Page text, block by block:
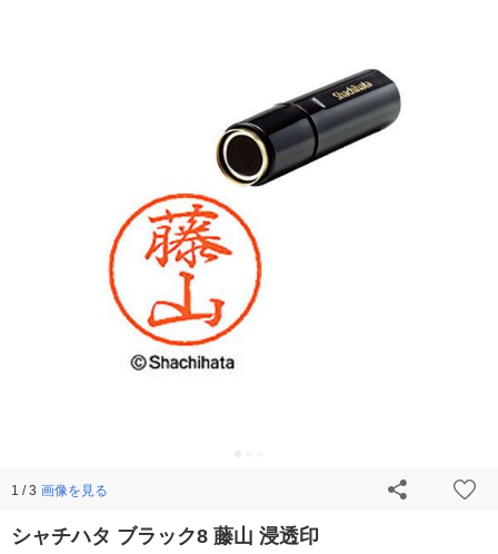
1 / 3 画像を見る
シャチハタ ブラック8 藤山 浸透印